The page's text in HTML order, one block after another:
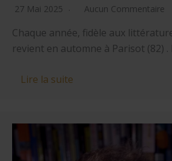
27 Mai 2025 Aucun Commentaire
Chaque année, fidèle aux
revient en automne à Parisot (82) .
Lire la suite